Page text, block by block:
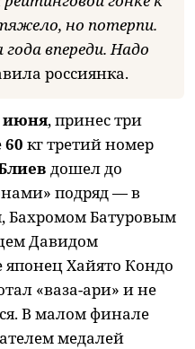
но потерпи.
впереди. Надо
россиянка.
июня, принес три
60 кг третий номер
дошел до
подряд — в
Бахромом Батуровым
Давидом
Хайято Кондо
«ваза-ари» и не
В малом финале
медалей